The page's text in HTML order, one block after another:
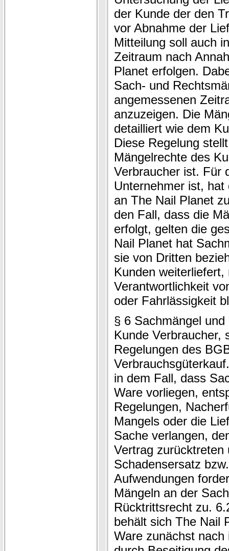
der Kunde der den
vor Abnahme der
Mitteilung soll auch
Zeitraum nach
Planet erfolgen.
Sach- und
angemessenen
anzuzeigen. Die
detailliert wie dem
Diese Regelung
Mängelrechte des
Verbraucher ist. Für
Unternehmer ist, hat
an The Nail Planet
den Fall, dass die
erfolgt, gelten die
Nail Planet hat
sie von Dritten
Kunden
Verantwortlichkeit
oder Fahrlässigkeit
§ 6 Sachmängel
Kunde Verbraucher,
Regelungen des
in dem Fall, dass
Ware vorliegen,
Regelungen,
Mangels oder die
Sache verlangen,
Vertrag zurücktreten
Schadensersatz
Aufwendungen
Mängeln an der
Rücktrittsrecht zu.
behält sich The Nail
Ware zunächst